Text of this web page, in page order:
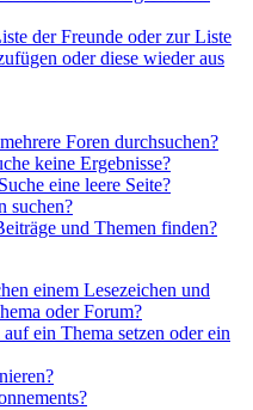
der Freunde oder zur Liste
oder diese wieder aus
Foren durchsuchen?
keine Ergebnisse?
eine leere Seite?
suchen?
und Themen finden?
einem Lesezeichen und
oder Forum?
ein Thema setzen oder ein